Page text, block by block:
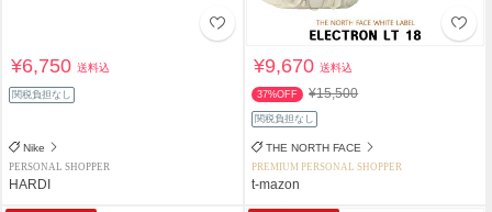
¥6,750送料込
関税負担なし
Nike
PERSONAL SHOPPER
HARDI
¥9,670送料込
37%OFF ¥15,500
関税負担なし
THE NORTH FACE
PREMIUM PERSONAL SHOPPER
t-mazon